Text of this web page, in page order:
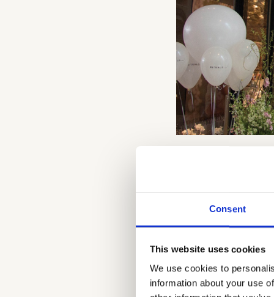
Consent
This website uses cookies
We use cookies to
information about your use
Interne
kracht
Het centraal
efficiënt &
nastreeft. In de